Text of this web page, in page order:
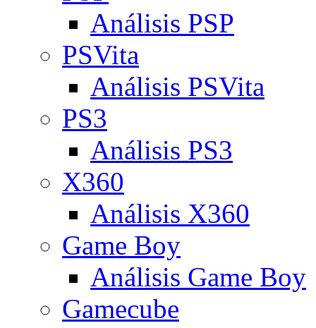
Análisis PSP
PSVita
Análisis PSVita
PS3
Análisis PS3
X360
Análisis X360
Game Boy
Análisis Game Boy
Gamecube